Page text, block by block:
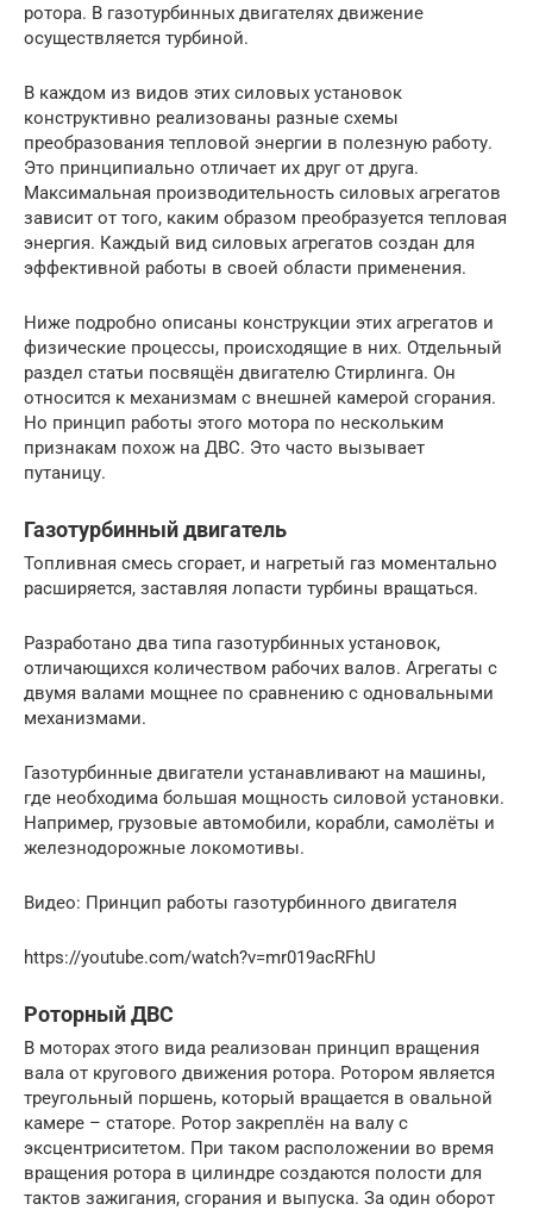
ротора. В газотурбинных двигателях движение
осуществляется турбиной.
В каждом из видов этих силовых установок
конструктивно реализованы разные схемы
преобразования тепловой энергии в полезную работу.
Это принципиально отличает их друг от друга.
Максимальная производительность силовых агрегатов
зависит от того, каким образом преобразуется тепловая
энергия. Каждый вид силовых агрегатов создан для
эффективной работы в своей области применения.
Ниже подробно описаны конструкции этих агрегатов и
физические процессы, происходящие в них. Отдельный
раздел статьи посвящён двигателю Стирлинга. Он
относится к механизмам с внешней камерой сгорания.
Но принцип работы этого мотора по нескольким
признакам похож на ДВС. Это часто вызывает
путаницу.
Газотурбинный двигатель
Топливная смесь сгорает, и нагретый газ моментально
расширяется, заставляя лопасти турбины вращаться.
Разработано два типа газотурбинных установок,
отличающихся количеством рабочих валов. Агрегаты с
двумя валами мощнее по сравнению с одновальными
механизмами.
Газотурбинные двигатели устанавливают на машины,
где необходима большая мощность силовой установки.
Например, грузовые автомобили, корабли, самолёты и
железнодорожные локомотивы.
Видео: Принцип работы газотурбинного двигателя
https://youtube.com/watch?v=mr019acRFhU
Роторный ДВС
В моторах этого вида реализован принцип вращения
вала от кругового движения ротора. Ротором является
треугольный поршень, который вращается в овальной
камере – статоре. Ротор закреплён на валу с
эксцентриситетом. При таком расположении во время
вращения ротора в цилиндре создаются полости для
тактов зажигания, сгорания и выпуска. За один оборот